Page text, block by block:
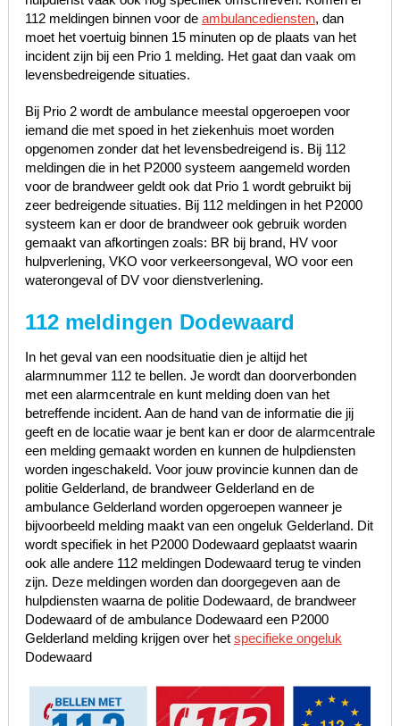
112 meldingen binnen voor de ambulancediensten, dan
moet het voertuig binnen 15 minuten op de plaats van het
incident zijn bij een Prio 1 melding. Het gaat dan vaak om
levensbedreigende situaties.
Bij Prio 2 wordt de ambulance meestal opgeroepen voor
iemand die met spoed in het ziekenhuis moet worden
opgenomen zonder dat het levensbedreigend is. Bij 112
meldingen die in het P2000 systeem aangemeld worden
voor de brandweer geldt ook dat Prio 1 wordt gebruikt bij
zeer bedreigende situaties. Bij 112 meldingen in het P2000
systeem kan er door de brandweer ook gebruik worden
gemaakt van afkortingen zoals: BR bij brand, HV voor
hulpverlening, VKO voor verkeersongeval, WO voor een
waterongeval of DV voor dienstverlening.
112 meldingen Dodewaard
In het geval van een noodsituatie dien je altijd het
alarmnummer 112 te bellen. Je wordt dan doorverbonden
met een alarmcentrale en kunt melding doen van het
betreffende incident. Aan de hand van de informatie die jij
geeft en de locatie waar je bent kan er door de alarmcentrale
een melding gemaakt worden en kunnen de hulpdiensten
worden ingeschakeld. Voor jouw provincie kunnen dan de
politie Gelderland, de brandweer Gelderland en de
ambulance Gelderland worden opgeroepen wanneer je
bijvoorbeeld melding maakt van een ongeluk Gelderland. Dit
wordt specifiek in het P2000 Dodewaard geplaatst waarin
ook alle andere 112 meldingen Dodewaard terug te vinden
zijn. Deze meldingen worden dan doorgegeven aan de
hulpdiensten waarna de politie Dodewaard, de brandweer
Dodewaard of de ambulance Dodewaard een P2000
Gelderland melding krijgen over het specifieke ongeluk
Dodewaard